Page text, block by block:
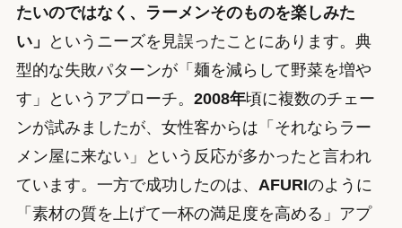
たいのではなく、ラーメンそのものを楽しみた
い」
というニーズを見誤ったことにあります。典
型的な失敗パターンが「麺を減らして野菜を増や
す」というアプローチ。 2008年頃に複数のチェー
ンが試みましたが、女性客からは「それならラー
メン屋に来ない」という反応が多かったと言われ
ています。一方で成功したのは、 AFURIのように
「素材の質を上げて一杯の満足度を高める」アプ